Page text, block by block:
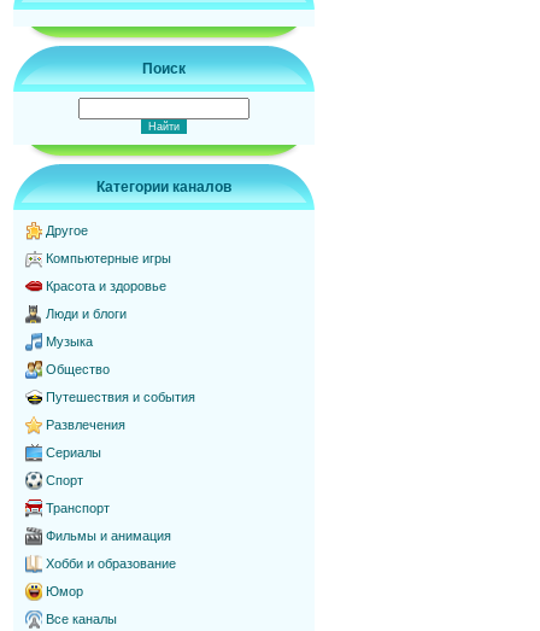
Поиск
Категории каналов
Другое
Компьютерные игры
Красота и здоровье
Люди и блоги
Музыка
Общество
Путешествия и события
Развлечения
Сериалы
Спорт
Транспорт
Фильмы и анимация
Хобби и образование
Юмор
Все каналы